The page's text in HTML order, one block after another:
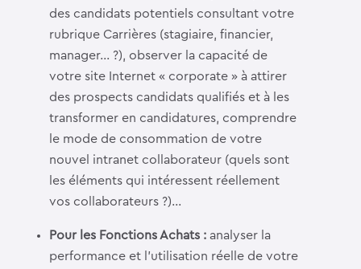
des candidats potentiels consultant votre
rubrique Carrières (stagiaire, financier,
manager… ?), observer la capacité de
votre site Internet « corporate » à attirer
des prospects candidats qualifiés et à les
transformer en candidatures, comprendre
le mode de consommation de votre
nouvel intranet collaborateur (quels sont
les éléments qui intéressent réellement
vos collaborateurs ?)…
Pour les Fonctions Achats :analyser la
performance et l’utilisation réelle de votre